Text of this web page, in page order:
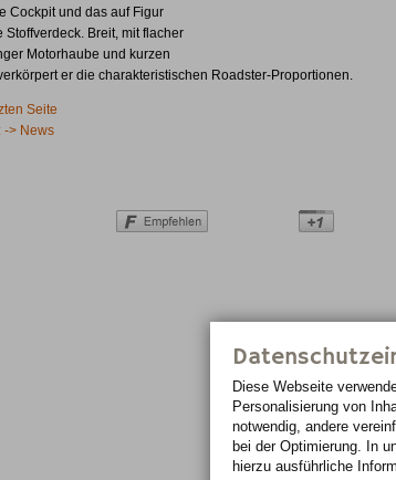
Cockpit und das auf Figur
Stoffverdeck. Breit, mit flacher
Motorhaube und kurzen
er die charakteristischen Roadster-Proportionen.
Seite
-> News
Diese Webseite
Personalisierung von
notwendig, andere
bei der Optimierung. In
hierzu ausführliche